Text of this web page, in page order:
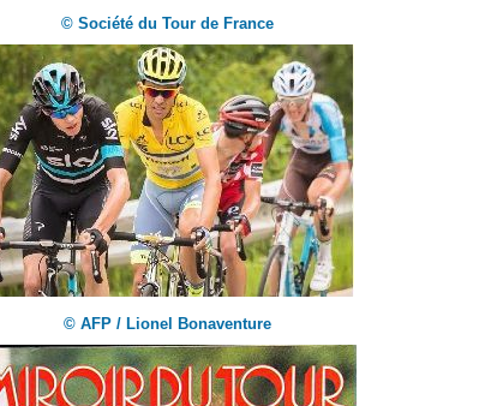
© Société du Tour de France
© AFP / Lionel Bonaventure